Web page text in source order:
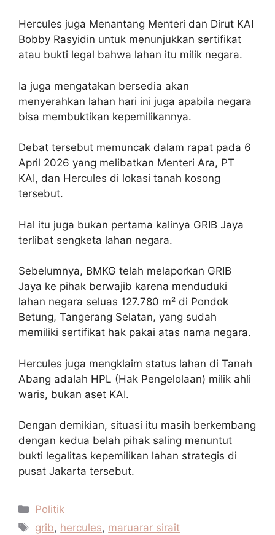
Hercules juga Menantang Menteri dan Dirut KAI
Bobby Rasyidin untuk menunjukkan sertifikat
atau bukti legal bahwa lahan itu milik negara.
Ia juga mengatakan bersedia akan
menyerahkan lahan hari ini juga apabila negara
bisa membuktikan kepemilikannya.
Debat tersebut memuncak dalam rapat pada 6
April 2026 yang melibatkan Menteri Ara, PT
KAI, dan Hercules di lokasi tanah kosong
tersebut.
Hal itu juga bukan pertama kalinya GRIB Jaya
terlibat sengketa lahan negara.
Sebelumnya, BMKG telah melaporkan GRIB
Jaya ke pihak berwajib karena menduduki
lahan negara seluas 127.780 m² di Pondok
Betung, Tangerang Selatan, yang sudah
memiliki sertifikat hak pakai atas nama negara.
Hercules juga mengklaim status lahan di Tanah
Abang adalah HPL (Hak Pengelolaan) milik ahli
waris, bukan aset KAI.
Dengan demikian, situasi itu masih berkembang
dengan kedua belah pihak saling menuntut
bukti legalitas kepemilikan lahan strategis di
pusat Jakarta tersebut.
Kategori
Politik
Tag
grib, hercules, maruarar sirait